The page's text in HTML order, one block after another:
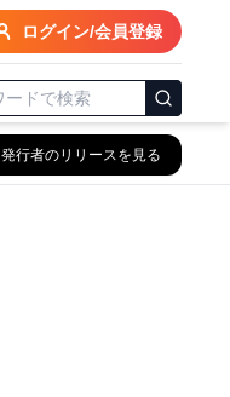
ログイン/会員登録
発行者のリリースを見る